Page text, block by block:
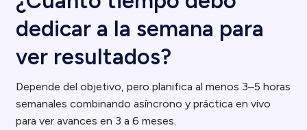
dedicar a la semana para
ver resultados?
Depende del objetivo, pero planifica al menos 3–5 horas
semanales combinando asíncrono y práctica en vivo
para ver avances en 3 a 6 meses.